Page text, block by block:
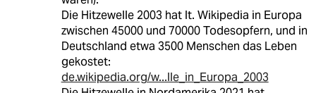
Die Hitzewelle 2003 hat lt. Wikipedia in Europa
zwischen 45000 und 70000 Todesopfern, und in
Deutschland etwa 3500 Menschen das Leben
gekostet:
de.wikipedia.org/w...lle_in_Europa_2003